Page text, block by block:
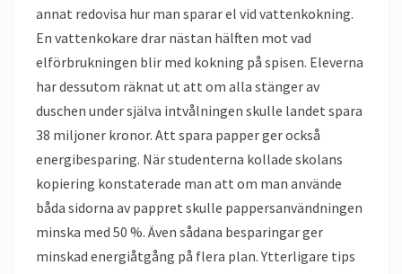
annat redovisa hur man sparar el vid vattenkokning.
En vattenkokare drar nästan hälften mot vad
elförbrukningen blir med kokning på spisen. Eleverna
har dessutom räknat ut att om alla stänger av
duschen under själva intvålningen skulle landet spara
38 miljoner kronor. Att spara papper ger också
energibesparing. När studenterna kollade skolans
kopiering konstaterade man att om man använde
båda sidorna av pappret skulle pappersanvändningen
minska med 50 %. Även sådana besparingar ger
minskad energiåtgång på flera plan. Ytterligare tips